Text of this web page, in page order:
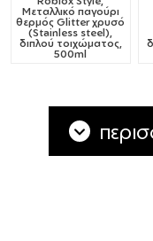
Μεταλλικό παγούρι
θερμός Glitter χρυσό
(Stainless steel),
διπλού τοιχώματος,
500ml